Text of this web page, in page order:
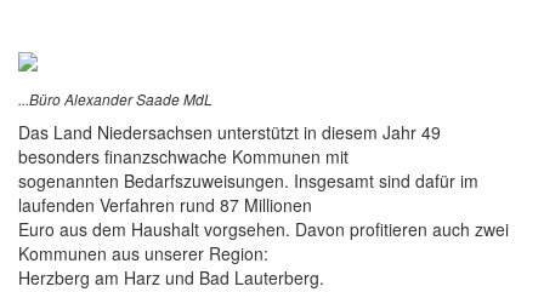
...Büro Alexander Saade MdL
Das Land Niedersachsen unterstützt in diesem Jahr 49
besonders finanzschwache Kommunen mit
sogenannten Bedarfszuweisungen. Insgesamt sind dafür im
laufenden Verfahren rund 87 Millionen
Euro aus dem Haushalt vorgsehen. Davon profitieren auch zwei
Kommunen aus unserer Region:
Herzberg am Harz und Bad Lauterberg.